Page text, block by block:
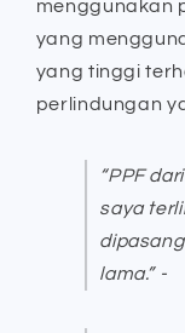
menggunakan
yang
yang tinggi
perlindungan
“PPF
saya
lama.” -